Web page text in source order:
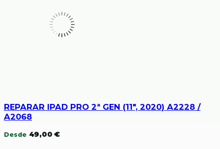
REPARAR IPAD PRO 2ª GEN (11″, 2020) A2228 /
A2068
Desde 49,00 €